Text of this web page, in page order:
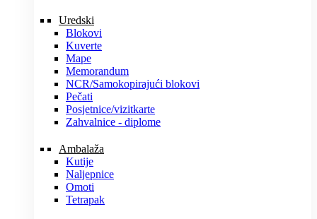
Uredski
Blokovi
Kuverte
Mape
Memorandum
NCR/Samokopirajući blokovi
Pečati
Posjetnice/vizitkarte
Zahvalnice - diplome
Ambalaža
Kutije
Naljepnice
Omoti
Tetrapak